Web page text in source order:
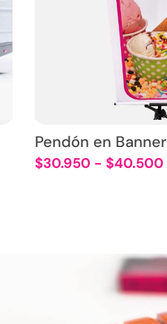
Pendón en Banner
$30.950 - $40.500